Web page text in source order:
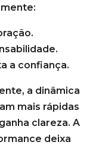
a confiança.
a dinâmica
mais rápidas
ganha clareza. A
deixa